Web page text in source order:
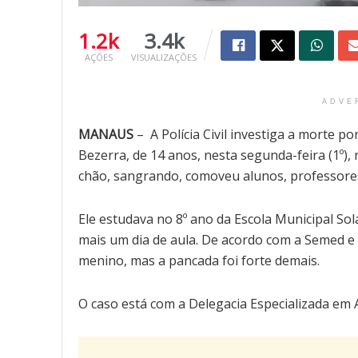
1.2k
AÇÕES
3.4k
VISUALIZAÇÕES
MANAUS – A Polícia Civil investiga a morte
Bezerra, de 14 anos, nesta segunda-feira
chão, sangrando, comoveu alunos,
Ele estudava no 8º ano da Escola Municipal
mais um dia de aula. De acordo com a
menino, mas a pancada foi forte demais.
O caso está com a Delegacia Especializada